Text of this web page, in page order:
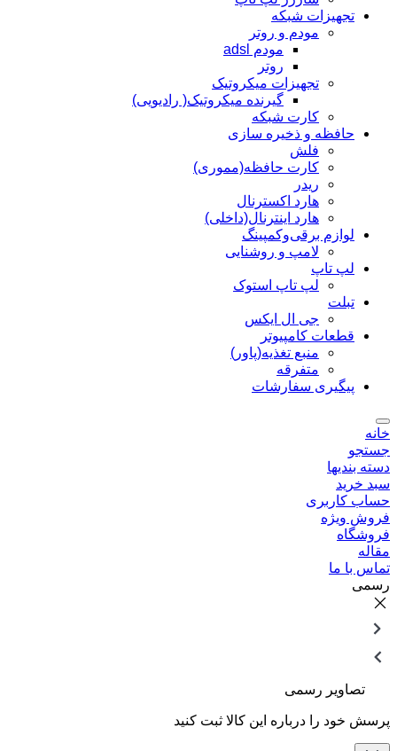
تجهیزات شبکه
مودم و روتر
مودم adsl
روتر
تجهیزات میکروتیک
گیرنده میکروتیک( رادیویی)
کارت شبکه
حافظه و ذخیره سازی
فلش
کارت حافظه(مموری)
ریدر
هارد اکسترنال
هارد اینترنال(داخلی)
لوازم برقی‌وکمپینگ
لامپ و روشنایی
لپ تاپ
لپ تاپ استوک
تبلت
جی ال ایکس
قطعات کامپیوتر
منبع تغذیه(پاور)
متفرقه
پیگیری سفارشات
خانه
جستجو
دسته بندیها
سبد خرید
حساب کاربری
فروش ویژه
فروشگاه
مقاله
تماس با ما
رسمی
تصاویر رسمی
پرسش خود را درباره این کالا ثبت کنید